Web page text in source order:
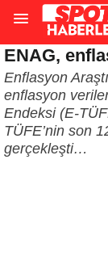
ENAG,
Enflasyon
enflasyon
Endeksi (E-
TÜFE’nin son
gerçekleşti…